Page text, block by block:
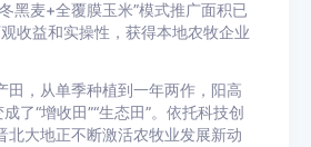
麦+全覆膜玉米”模式推广面积已
收益和实操性，获得本地农牧企业
，从单季种植到一年两作，阳高
了“增收田”“生态田”。依托科技创
北大地正不断激活农牧业发展新动